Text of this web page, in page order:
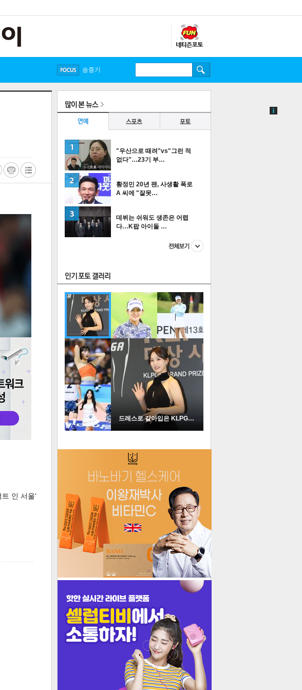
FOCUS
방탄소년단
손흥민
유아인
송중기
인쇄
인 서울'
많이 본 뉴스
연예
스포츠 포토
"우산으로 때려"vs"그런 적
없다"…23기 부…
2
황정민 20년 팬, 사생활 폭로
A 씨에 "잘못…
데뷔는 쉬워도 생존은 어렵
다…K팝 아이돌 …
더보기
인기포토
드레스로 갈아입은 KLPGA …